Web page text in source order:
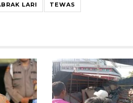
LARI TEWAS